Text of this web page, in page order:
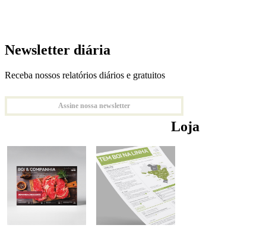
Newsletter diária
Receba nossos relatórios diários e gratuitos
Assine nossa newsletter
Loja